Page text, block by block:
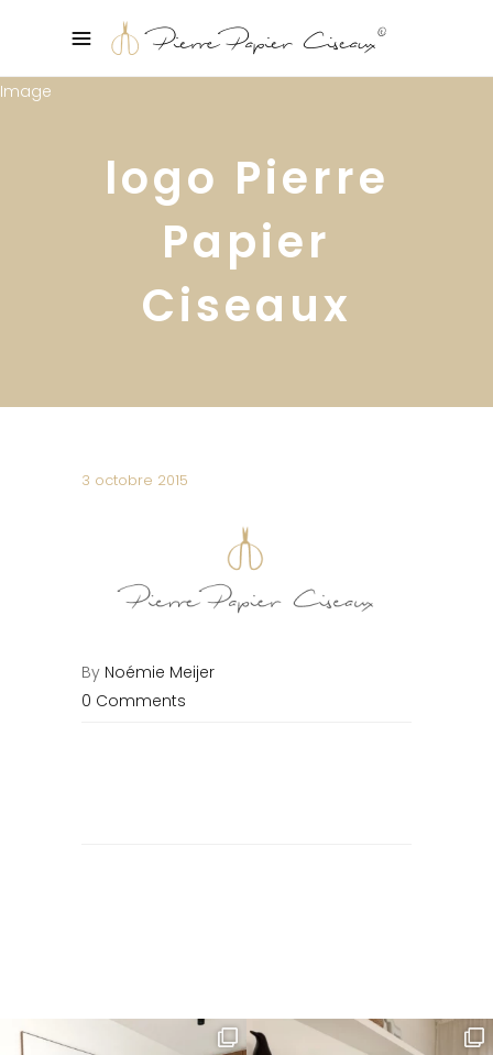
logo Pierre
Papier
Ciseaux
3 octobre 2015
By Noémie Meijer
0 Comments